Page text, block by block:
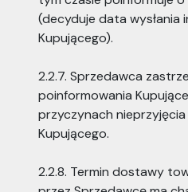
(decyduje data wysłania
Kupującego).
2.2.7. Sprzedawca
poinformowania
przyczynach nieprzyjęcia
Kupującego.
2.2.8. Termin dostawy